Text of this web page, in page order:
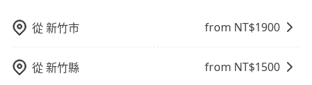
費，客戶可以預先告知出發地點A到目的地B，會根據路
線和里程來計算費用。這種服務通常適用於單程或從一
個城市到另一個城市的長途包車。
從新竹市 from NT$1900
從新竹縣 from NT$1500